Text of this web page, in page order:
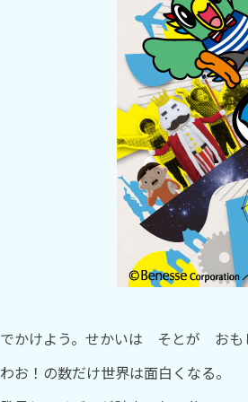
でかけよう。せかいは そとが おも
わお！の数だけ世界は面白くなる。